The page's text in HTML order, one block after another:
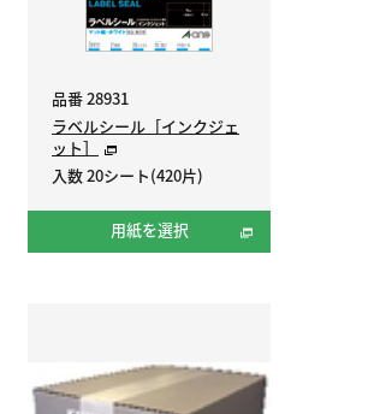
品番 28931
ラベルシール［インクジェ
ット］
入数 20シート(420片)
用紙を選択